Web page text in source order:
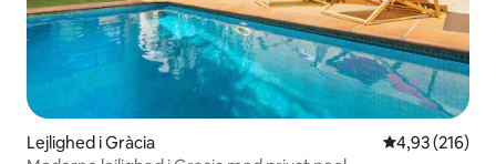
Lejlighed i Gràcia 4,93 ud af 5 i
4,93 (216)